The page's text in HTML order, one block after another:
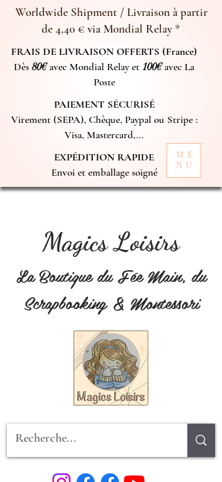
Worldwide Shipment / Livraison à partir
de 4,40 € via Mondial Relay *
FRAIS DE LIVRAISON OFFERTS (France)
Dès 80€avec Mondial Relay et 100€avec La
Poste
PAIEMENT SÉCURISÉ
Virement (SEPA), Chèque, Paypal ou Stripe :
Visa, Mastercard,...
EXPÉDITION RAPIDE
Envoi et emballage soigné
ME
NU
Magics Loisirs
La Boutique du Fée Main, du
Scrapbooking & Montessori